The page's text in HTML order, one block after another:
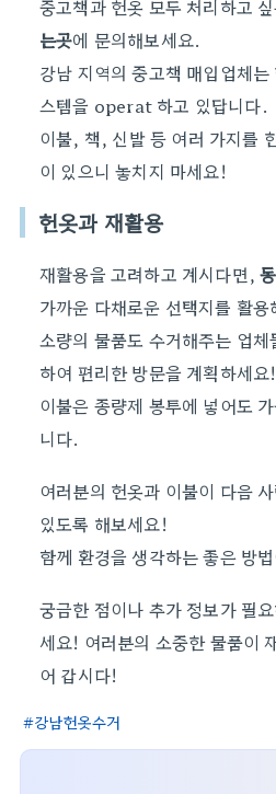
중고책과 헌옷 모두 처리하고
는곳에 문의해보세요.
강남 지역의 중고책 매입업체
스템을 operat 하고 있답니다.
이불, 책, 신발 등 여러 가지를
이 있으니 놓치지 마세요!
헌옷과 재활용
재활용을 고려하고 계시다면,
가까운 다채로운 선택지를 활용
소량의 물품도 수거해주는 업
하여 편리한 방문을 계획하세요!
이불은 종량제 봉투에 넣어도
니다.
여러분의 헌옷과 이불이 다음
있도록 해보세요!
함께 환경을 생각하는 좋은 방
궁금한 점이나 추가 정보가 필
세요! 여러분의 소중한 물품이
어 갑시다!
강남헌옷수거